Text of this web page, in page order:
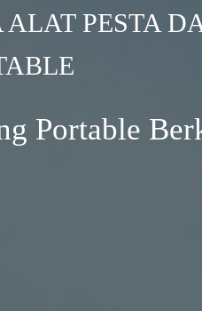
ALAT PESTA
Portable